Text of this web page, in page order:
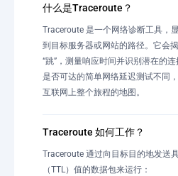
什么是Traceroute？
Traceroute 是一个网络诊断工具，
到目标服务器或网站的路径。它会
“跳”，测量响应时间并识别潜在的
是否可达的简单网络延迟测试不同
互联网上整个旅程的地图。
Traceroute 如何工作？
Traceroute 通过向目标目的地发送
（TTL）值的数据包来运行：